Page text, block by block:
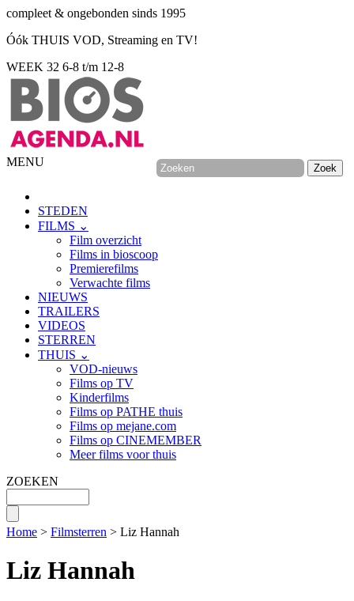
compleet & ongebonden sinds 1995
Óók THUIS VOD, Streaming en TV!
WEEK 32 6-8 t/m 12-8
MENU
STEDEN
FILMS ⌄
Film overzicht
Films in bioscoop
Premierefilms
Verwachte films
NIEUWS
TRAILERS
VIDEOS
STERREN
THUIS ⌄
VOD-nieuws
Films op TV
Kinderfilms
Films op PATHE thuis
Films op mejane.com
Films op CINEMEMBER
Meer films voor thuis
ZOEKEN
Home > Filmsterren > Liz Hannah
Liz Hannah